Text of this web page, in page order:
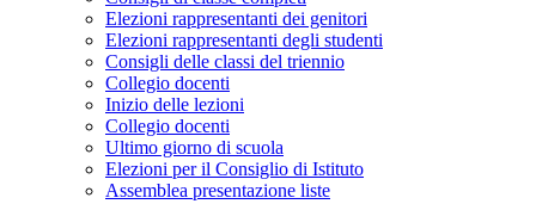
Elezioni rappresentanti dei genitori
Elezioni rappresentanti degli studenti
Consigli delle classi del triennio
Collegio docenti
Inizio delle lezioni
Collegio docenti
Ultimo giorno di scuola
Elezioni per il Consiglio di Istituto
Assemblea presentazione liste